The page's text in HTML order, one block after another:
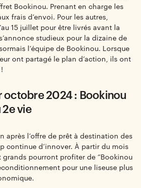
Bookinou. Prenant en charge les
frais d’envoi. Pour les autres,
15 juillet pour être livrés avant la
studieux pour la dizaine de
l’équipe de Bookinou. Lorsque
ont partagé le plan d’action, ils ont
octobre 2024 : Bookinou
2e vie
après l’offre de prêt à destination des
continue d’innover. À partir du mois
grands pourront profiter de “Bookinou
pour une liseuse plus